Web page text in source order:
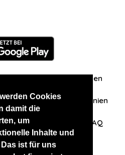
Cookies
damit die
um
Inhalte und
ist für uns
Zuschriften/Erfahrungen
AGB Datenschutzrichtlinien
uns auf FAQ
Websites